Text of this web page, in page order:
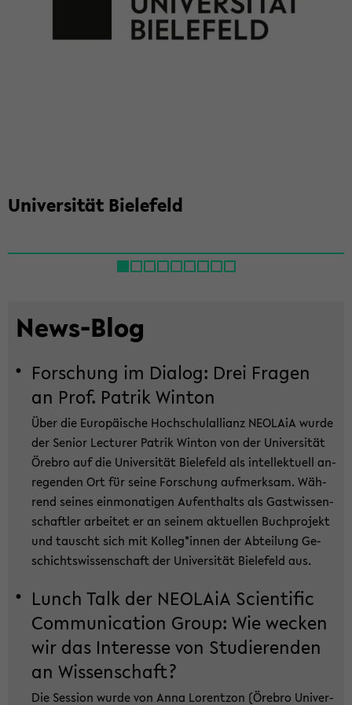
Uni­ver­si­tät Bie­le­feld
News-​Blog
For­schung im Dia­log: Drei Fra­gen
an Prof. Pa­trik Win­ton
Über die Eu­ro­päi­sche Hoch­schul­al­li­anz NEO­LA­iA wurde
der Se­ni­or Lec­tu­rer Pa­trik Win­ton von der Uni­ver­si­tät
Öre­bro auf die Uni­ver­si­tät Bie­le­feld als in­tel­lek­tu­ell an­
re­gen­den Ort für seine For­schung auf­merk­sam. Wäh­
rend sei­nes ein­mo­na­ti­gen Auf­ent­halts als Gast­wis­sen­
schaft­ler ar­bei­tet er an sei­nem ak­tu­el­len Buch­pro­jekt
und tauscht sich mit Kol­leg*innen der Ab­tei­lung Ge­
schichts­wis­sen­schaft der Uni­ver­si­tät Bie­le­feld aus.
Lunch Talk der NEO­LA­iA Sci­en­ti­fic
Com­mu­ni­ca­ti­on Group: Wie we­cken
wir das In­ter­es­se von Stu­die­ren­den
an Wis­sen­schaft?
Die Ses­si­on wurde von Anna Lo­rent­zon (Öre­bro Uni­ver­